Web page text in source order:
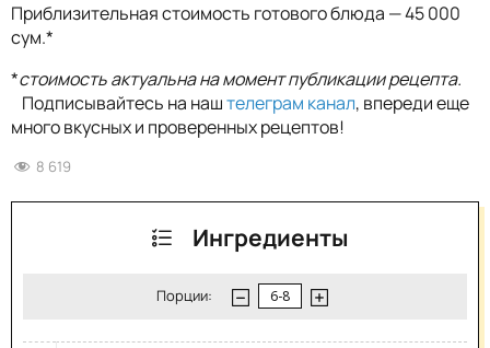
Приблизительная стоимость готового блюда — 45 000
сум.*
*стоимость актуальна на момент публикации рецепта.
Подписывайтесь на наштелеграм канал, впереди еще
много вкусных и проверенных рецептов!
8 619
Ингредиенты
Порции: